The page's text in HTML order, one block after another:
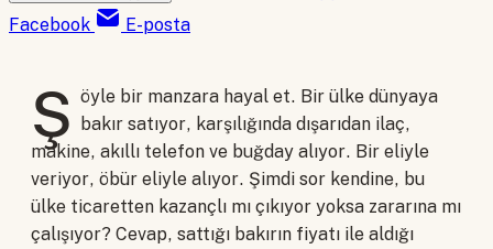
Facebook
E-posta
Ş öyle bir manzara hayal et. Bir ülke dünyaya
bakır satıyor, karşılığında dışarıdan ilaç,
makine, akıllı telefon ve buğday alıyor. Bir eliyle
veriyor, öbür eliyle alıyor. Şimdi sor kendine, bu
ülke ticaretten kazançlı mı çıkıyor yoksa zararına mı
çalışıyor? Cevap, sattığı bakırın fiyatı ile aldığı